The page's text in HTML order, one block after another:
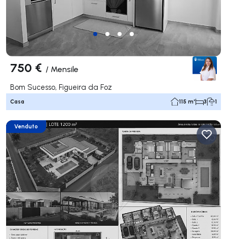
750 € / Mensile
Bom Sucesso, Figueira da Foz
Casa 115 m² 3 1
Venduto